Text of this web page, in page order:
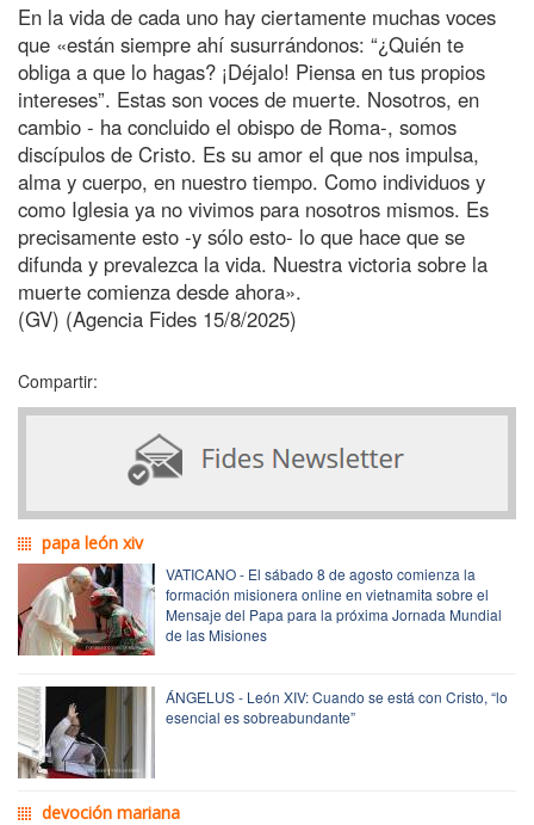
En la vida de cada uno hay ciertamente muchas voces
que «están siempre ahí susurrándonos: “¿Quién te
obliga a que lo hagas? ¡Déjalo! Piensa en tus propios
intereses”. Estas son voces de muerte. Nosotros, en
cambio - ha concluido el obispo de Roma-, somos
discípulos de Cristo. Es su amor el que nos impulsa,
alma y cuerpo, en nuestro tiempo. Como individuos y
como Iglesia ya no vivimos para nosotros mismos. Es
precisamente esto -y sólo esto- lo que hace que se
difunda y prevalezca la vida. Nuestra victoria sobre la
muerte comienza desde ahora».
(GV) (Agencia Fides 15/8/2025)
Compartir:
papa león xiv
VATICANO - El sábado 8 de agosto comienza la
formación misionera online en vietnamita sobre el
Mensaje del Papa para la próxima Jornada Mundial
de las Misiones
ÁNGELUS - León XIV: Cuando se está con Cristo, “lo
esencial es sobreabundante”
devoción mariana